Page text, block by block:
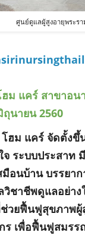
ศูนย์ดูแลผู้สูงอายุพระรา
ม แคร์ สาขาอน
นายน 2560
แคร์ จัดตั้งขึ้น
จ ระบบประสาท
อนบ้าน บรรยา
ชาชีพดูแลอย่า
วยฟื้นฟูสุขภาพผู้
เพื่อฟื้นฟูสมรร